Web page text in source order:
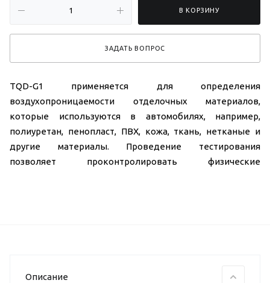
В КОРЗИНУ
ЗАДАТЬ ВОПРОС
TQD-G1 применяется для определения
воздухопроницаемости отделочных материалов,
которые используются в автомобилях, например,
полиуретан, пенопласт, ПВХ, кожа, ткань, нетканые и
другие материалы. Проведение тестирования
позволяет проконтролировать физические
Описание